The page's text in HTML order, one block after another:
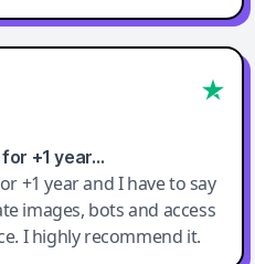
+1 year…
+1 year and I have to say
images, bots and access
I highly recommend it.